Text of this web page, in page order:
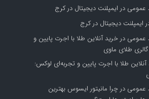
عمومی در ایمپلنت دیجیتال در کرج
ایمپلنت دیجیتال در کرج
عمومی در خرید آنلاین طلا با اجرت پایین و
طلای ماوی
طلا با اجرت پایین و تجربه‌ای لوکس:
عمومی در چرا مانیتور ایسوس بهترین